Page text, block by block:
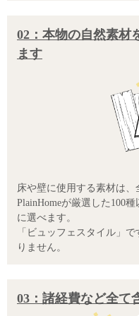
02：本物の自然素材
ます
床や壁に使用する素材は、
PlainHomeが厳選した100
に選べます。
「ビュッフェスタイル」
りません。
03：諸経費など全て